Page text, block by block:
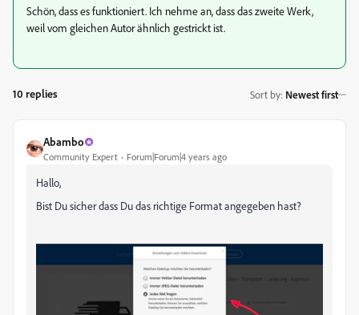
Schön, dass es funktioniert. Ich nehme an, dass das zweite Werk,
weil vom gleichen Autor ähnlich gestrickt ist.
10 replies Sort by: Newest first
Abambo
Community Expert Forum|Forum|4 years ago
Hallo,
Bist Du sicher dass Du das richtige Format angegeben hast?